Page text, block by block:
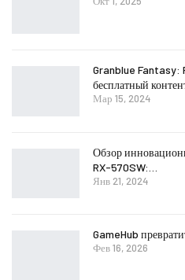
Granblue Fantasy:
бесплатный
Мар 15, 2024
Обзор
RX-570SW:…
Янв 21, 2024
GameHub
Фев 16, 2026